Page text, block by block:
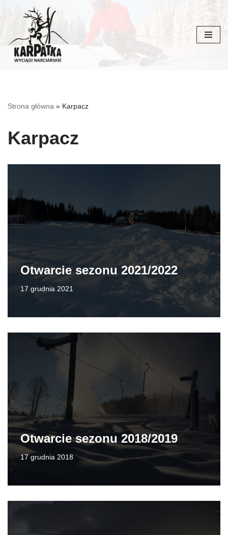
Przejdź
do
treści
Strona główna » Karpacz
Karpacz
Otwarcie sezonu 2021/2022
17 grudnia 2021
Otwarcie sezonu 2018/2019
17 grudnia 2018